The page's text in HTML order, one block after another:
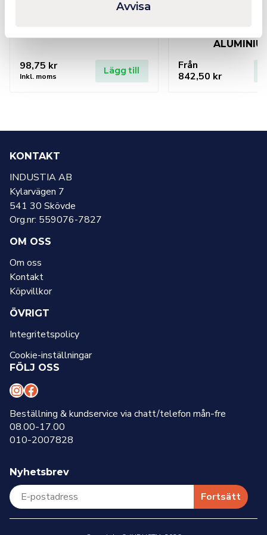
Avvisa
98,75 kr
Inkl. moms
Lägg till
Från
842,50 kr
KONTAKT
INDUSTIA AB
Kylarvägen 7
541 30 Skövde
Org.nr: 559076-7827
OM OSS
Om oss
Kontakt
Köpvillkor
ÖVRIGT
Integritetspolicy
Cookie-inställningar
FÖLJ OSS
I
n
s
t
a
g
r
a
F
a
c
e
b
o
o
k
Beställning & kundservice via chatt/telefon mån-fre
08.00-17.00
010-2007828
Nyhetsbrev
Fortsätt